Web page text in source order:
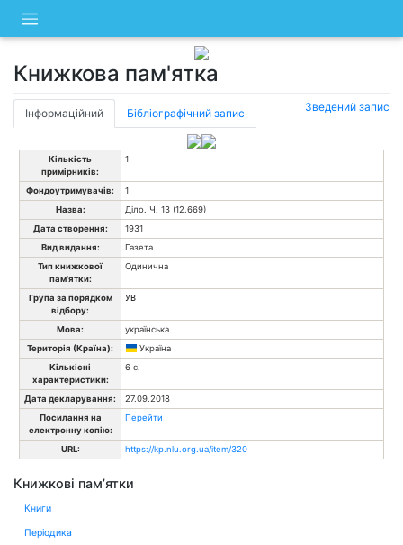
content
Книжкова пам'ятка
Інформаційний Бібліографічний запис Зведений запис
Кількість
примірників:
1
Фондоутримувачів:
1
Назва:
Діло. Ч. 13 (12.669)
Дата створення:
1931
Вид видання:
Газета
Тип книжкової
пам'ятки:
Одинична
Група за порядком
відбору:
УВ
Мова:
українська
Територія (Країна):
Україна
Кількісні
характеристики:
6 с.
Дата декларування:
27.09.2018
Посилання на
електронну копію:
Перейти
URL: https://kp.nlu.org.ua/item/320
Книжкові пам’ятки
Книги
Періодика